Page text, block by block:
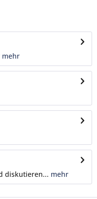
mehr
diskutieren... mehr